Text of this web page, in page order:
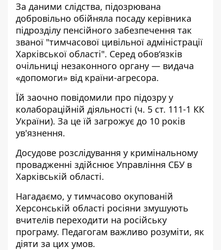
За даними слідства, підозрювана
добровільно обійняла посаду керівника
підрозділу пенсійного забезпечення так
званої "тимчасової цивільної адміністрації
Харківської області". Серед обов‘язків
очільниці незаконного органу — видача
«допомоги» від країни-агресора.
Їй заочно повідомили про підозру у
колабораційній діяльності (ч. 5 ст. 111-1 КК
України). За це їй загрожує до 10 років
ув'язнення.
Досудове розслідування у кримінальному
провадженні здійснює Управління СБУ в
Харківській області.
Нагадаємо, у тимчасово окупованій
Херсонській області росіяни змушують
вчителів переходити на російську
програму. Педагогам важливо розуміти, як
діяти за цих умов.